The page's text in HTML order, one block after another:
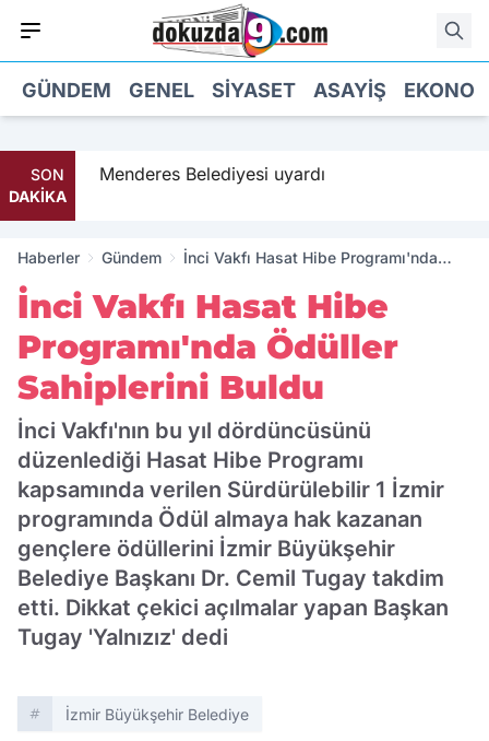
GÜNDEM GENEL SIYASET ASAYIŞ
SON
DAKİKA
geldi Menderes Belediyesi uyardı
Haberler Gündem
İnci Vakfı Hasat Hibe Programı'nda
İnci Vakfı Hasat Hibe
Programı'nda Ödüller
Sahiplerini Buldu
İnci Vakfı'nın bu yıl dördüncüsünü
düzenlediği Hasat Hibe Programı
kapsamında verilen Sürdürülebilir 1 İzmir
programında Ödül almaya hak kazanan
gençlere ödüllerini İzmir Büyükşehir
Belediye Başkanı Dr. Cemil Tugay takdim
etti. Dikkat çekici açılmalar yapan Başkan
Tugay 'Yalnızız' dedi
İzmir Büyükşehir Belediye